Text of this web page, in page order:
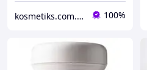
kosmetiks.com.ua 100%